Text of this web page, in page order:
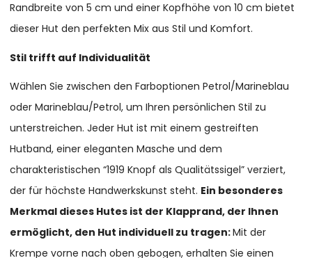
Randbreite von 5 cm und einer Kopfhöhe von 10 cm bietet
dieser Hut den perfekten Mix aus Stil und Komfort.
Stil trifft auf Individualität
Wählen Sie zwischen den Farboptionen Petrol/Marineblau
oder Marineblau/Petrol, um Ihren persönlichen Stil zu
unterstreichen. Jeder Hut ist mit einem gestreiften
Hutband, einer eleganten Masche und dem
charakteristischen “1919 Knopf als Qualitätssigel” verziert,
der für höchste Handwerkskunst steht. Ein besonderes
Merkmal dieses Hutes ist der Klapprand, der Ihnen
ermöglicht, den Hut individuell zu tragen:Mit der
Krempe vorne nach oben gebogen, erhalten Sie einen